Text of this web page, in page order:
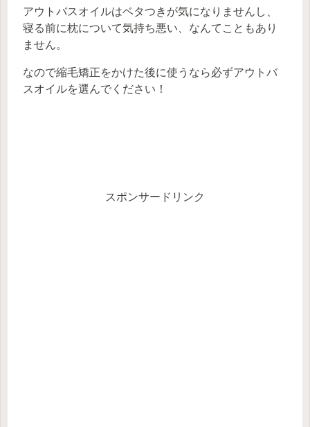
アウトバスオイルはベタつきが気になりませんし、
寝る前に枕について気持ち悪い、なんてこともあり
ません。
なので縮毛矯正をかけた後に使うなら必ずアウトバ
スオイルを選んでください！
スポンサードリンク